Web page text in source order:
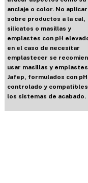
anclaje o color. No aplicar
sobre productos a la cal,
silicatos o masillas y
emplastes con pH
en el caso de necesitar
emplastecer se
usar masillas y emplastes
Jafep, formulados con pH
controlado y
los sistemas de acabado.